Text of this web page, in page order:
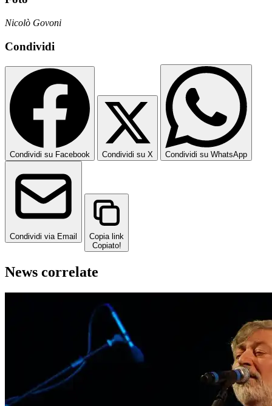
Nicolò Govoni
Condividi
Condividi su Facebook Condividi su X Condividi su WhatsApp
Condividi via Email
Copia link
Copiato!
News correlate